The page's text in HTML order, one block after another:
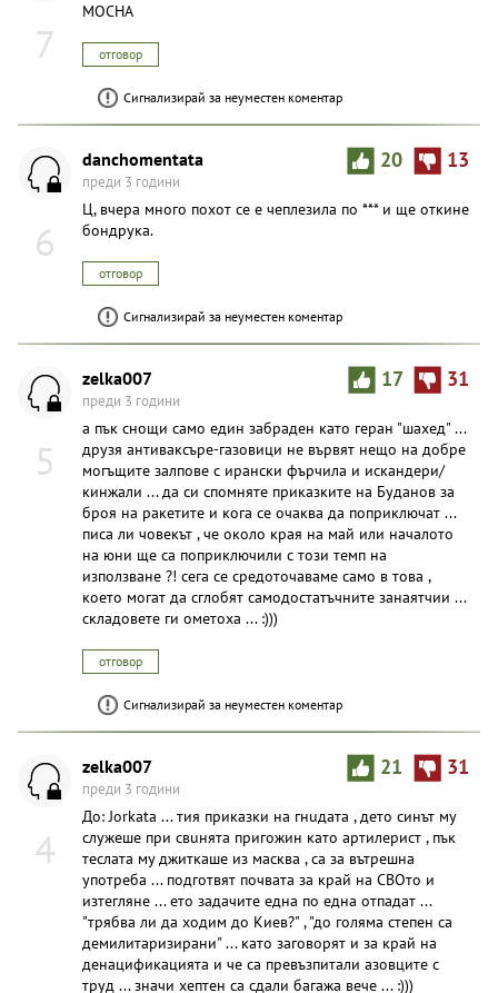
7
MOCHA
отговор
Сигнализирай за неуместен коментар
6
20 13
danchomentata
преди 3 години
Ц, вчера много похот се е чеплезила по *** и ще откине
бондрука.
отговор
Сигнализирай за неуместен коментар
5
17 31
zelka007
преди 3 години
а пък снощи само един забраден като геран "шахед" ...
друзя антиваксъре-газовици не вървят нещо на добре
могъщите залпове с ирански фърчила и искандери/
кинжали ... да си спомняте приказките на Буданов за
броя на ракетите и кога се очаква да поприключат ...
писа ли човекът , че около края на май или началото
на юни ще са поприключили с този темп на
използване ?! сега се средоточаваме само в това ,
което могат да сглобят самодостатъчните занаятчии ...
складовете ги ометоха ... :)))
отговор
Сигнализирай за неуместен коментар
4
21 31
zelka007
преди 3 години
До: Jorkata ... тия приказки на гнuдата , дето синът му
служеше при свuнята пригожин като артилерист , пък
теслата му джиткаше из масква , са за вътрешна
употреба ... подготвят почвата за край на СВОто и
изтегляне ... ето задачите една по една отпадат ...
"трябва ли да ходим до Киев?" , "до голяма степен са
демилитаризирани" ... като заговорят и за край на
денацификацията и че са превъзпитали азовците с
труд ... значи хептен са сдали багажа вече ... :)))